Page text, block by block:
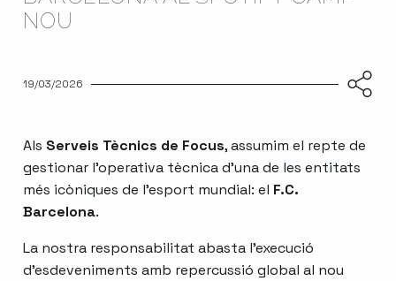
NOU
19/03/2026
Als Serveis Tècnics de Focus, assumim el repte de
gestionar l’operativa tècnica d’una de les entitats
més icòniques de l’esport mundial: el F.C.
Barcelona.
La nostra responsabilitat abasta l’execució
d’esdeveniments amb repercussió global al nou